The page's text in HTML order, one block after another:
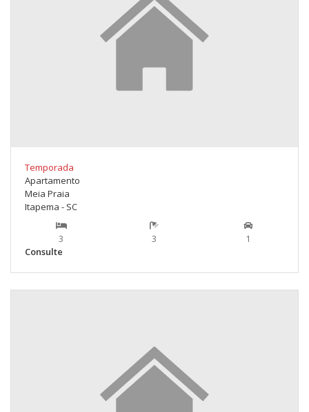
Temporada
Apartamento
Meia Praia
Itapema - SC
3 3
1
Consulte